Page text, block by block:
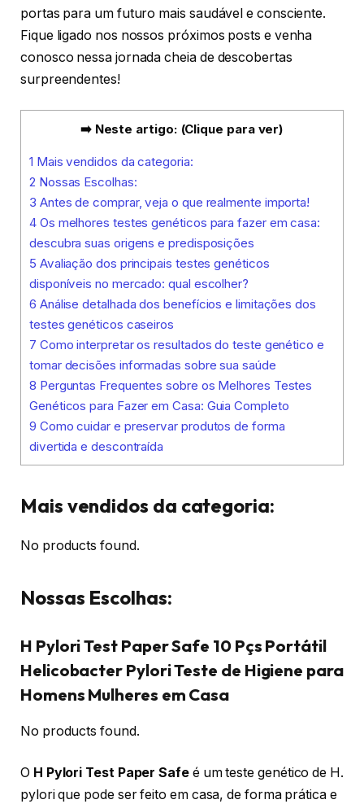
portas para um futuro mais saudável e consciente.
Fique ligado nos nossos próximos posts e venha
conosco nessa jornada cheia de descobertas
surpreendentes!
➡️ Neste artigo: (Clique para ver)
1 Mais vendidos da categoria:
2 Nossas Escolhas:
3 Antes de comprar, veja o que realmente importa!
4Os melhores testes genéticos para fazer em casa:
descubra suas origens e predisposições
5 Avaliação dos principais testes genéticos
disponíveis no mercado: qual escolher?
6 Análise detalhada dos benefícios e limitações dos
testes genéticos caseiros
7 Como interpretar os resultados do teste genético e
tomar decisões informadas sobre sua saúde
8 Perguntas Frequentes sobre os Melhores Testes
Genéticos para Fazer em Casa: Guia Completo
9 Como cuidar e preservar produtos de forma
divertida e descontraída
Mais vendidos da categoria:
No products found.
Nossas Escolhas:
H Pylori Test Paper Safe 10 Pçs Portátil
Helicobacter Pylori Teste de Higiene para
Homens Mulheres em Casa
No products found.
O H Pylori Test Paper Safeé um teste genético de H.
pylori que pode ser feito em casa, de forma prática e